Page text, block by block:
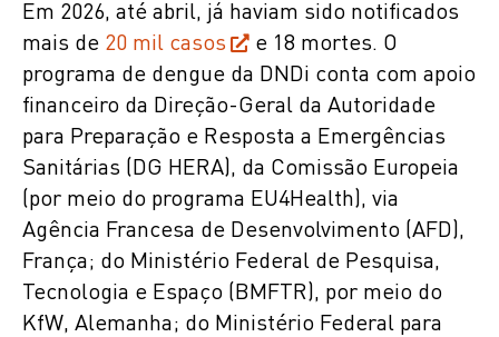
Em 2026, até abril, já haviam sido notificados
mais de 20 mil casos
e 18 mortes. O
programa de dengue da DNDi conta com apoio
financeiro da Direção-Geral da Autoridade
para Preparação e Resposta a Emergências
Sanitárias (DG HERA), da Comissão Europeia
(por meio do programa EU4Health), via
Agência Francesa de Desenvolvimento (AFD),
França; do Ministério Federal de Pesquisa,
Tecnologia e Espaço (BMFTR), por meio do
KfW, Alemanha; do Ministério Federal para